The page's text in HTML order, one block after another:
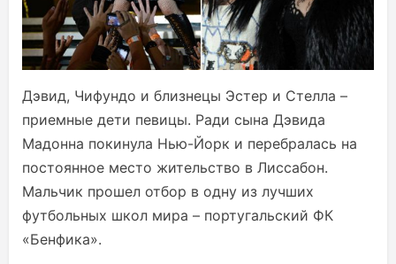
Дэвид, Чифундо и близнецы Эстер и Стелла –
приемные дети певицы. Ради сына Дэвида
Мадонна покинула Нью-Йорк и перебралась на
постоянное место жительство в Лиссабон.
Мальчик прошел отбор в одну из лучших
футбольных школ мира – португальский ФК
«Бенфика».